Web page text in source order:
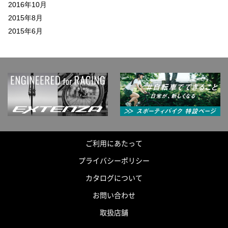
2016年10月
2015年8月
2015年6月
ご利用にあたって
プライバシーポリシー
カタログについて
お問い合わせ
取扱店舗